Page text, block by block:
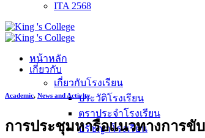
ITA 2568
หน้าหลัก
เกี่ยวกับ
เกี่ยวกับโรงเรียน
ประวัติโรงเรียน
ตราประจำโรงเรียน
ปรัชญาโรงเรียน
Academic, News and Activity
การประชุมหารือแนวทางการขั